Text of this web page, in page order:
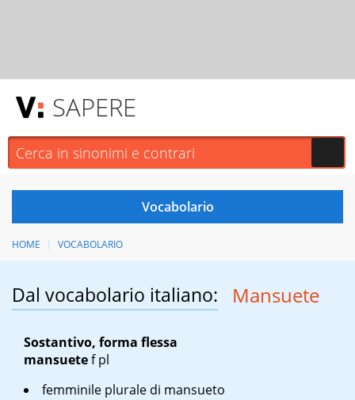
SAPERE
HOME VOCABOLARIO
Dal vocabolario italiano: Mansuete
Sostantivo, forma flessa
mansuetef pl
femminile plurale di mansueto